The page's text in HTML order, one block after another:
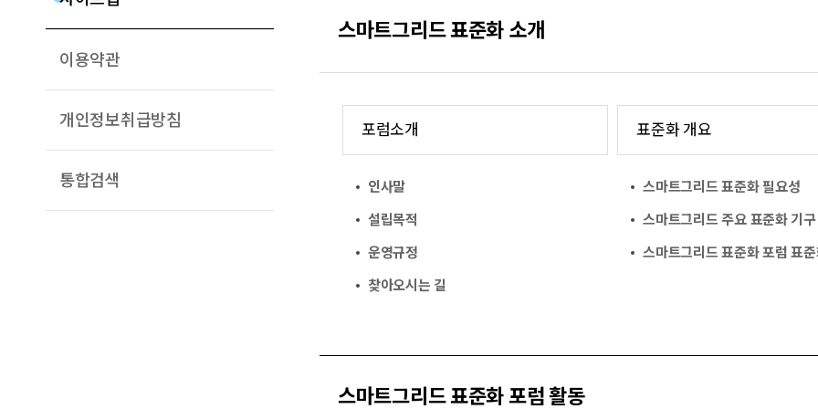
이용약관
개인정보취급방침
통합검색
스마트그리드 표준화 소개
포럼소개
인사말
설립목적
운영규정
찾아오시는 길
표준화 개요
스마트그리드 표준화 필요성
스마트그리드 주요 표준화 기
스마트그리드 표준화 포럼 표
스마트그리드 표준화 포럼 활동